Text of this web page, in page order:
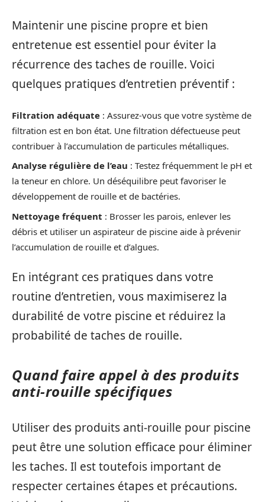
Maintenir une piscine propre et bien
entretenue est essentiel pour éviter la
récurrence des taches de rouille. Voici
quelques pratiques d’entretien préventif :
Filtration adéquate : Assurez-vous que votre système de
filtration est en bon état. Une filtration défectueuse peut
contribuer à l’accumulation de particules métalliques.
Analyse régulière de l’eau : Testez fréquemment le pH et
la teneur en chlore. Un déséquilibre peut favoriser le
développement de rouille et de bactéries.
Nettoyage fréquent : Brosser les parois, enlever les
débris et utiliser un aspirateur de piscine aide à prévenir
l’accumulation de rouille et d’algues.
En intégrant ces pratiques dans votre
routine d’entretien, vous maximiserez la
durabilité de votre piscine et réduirez la
probabilité de taches de rouille.
Quand faire appel à des produits
anti-rouille spécifiques
Utiliser des produits anti-rouille pour piscine
peut être une solution efficace pour éliminer
les taches. Il est toutefois important de
respecter certaines étapes et précautions.